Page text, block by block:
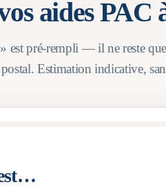
aides PAC
est pré-rempli — il ne reste
Estimation indicative,